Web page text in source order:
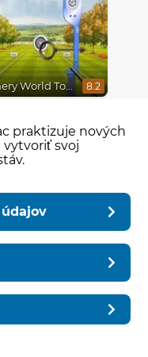
Archery World Tour 8.2
praktizuje nových
svoj